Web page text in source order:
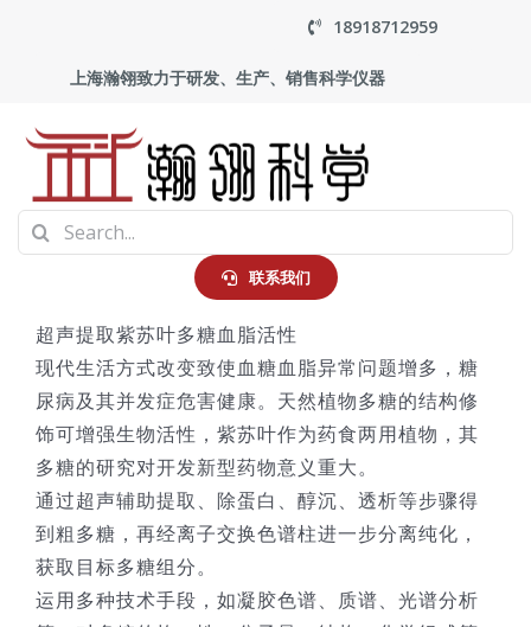
content
18918712959
上海瀚翎致力于研发、生产、销售科学仪器
首页
产品中心
应用
走进瀚翎
技术服务
Search
for:
联系我们
超声提取紫苏叶多糖血脂活性
现代生活方式改变致使血糖血脂异常问题增多，糖
尿病及其并发症危害健康。天然植物多糖的结构修
饰可增强生物活性，紫苏叶作为药食两用植物，其
多糖的研究对开发新型药物意义重大。
通过超声辅助提取、除蛋白、醇沉、透析等步骤得
到粗多糖，再经离子交换色谱柱进一步分离纯化，
获取目标多糖组分。
运用多种技术手段，如凝胶色谱、质谱、光谱分析